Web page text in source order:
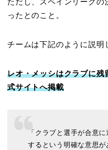
ただし、スペインリーグの
ったとのこと。
チームは下記のように説明
レオ・メッシはクラブに残
式サイトへ掲載
「クラブと選手が合意
するという明確な意思が